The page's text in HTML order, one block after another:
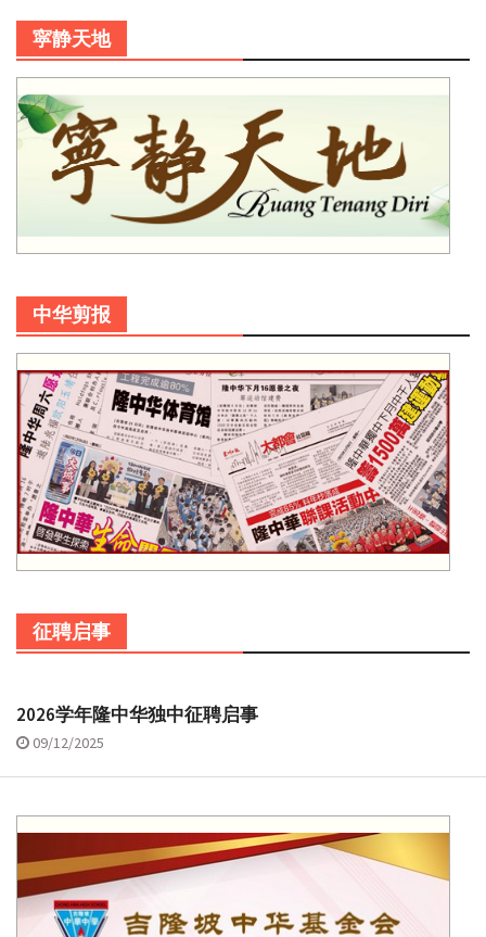
寜静天地
中华剪报
征聘启事
2026学年隆中华独中征聘启事
09/12/2025